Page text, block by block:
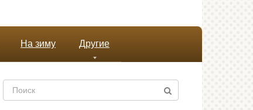
На зиму Другие
Поиск: